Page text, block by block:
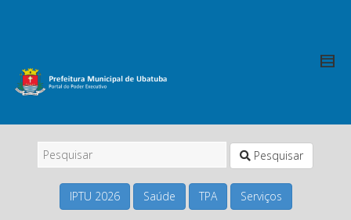
Pesquisar
IPTU 2026 Saúde TPA Serviços